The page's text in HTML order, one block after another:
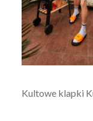
Kultowe klapki